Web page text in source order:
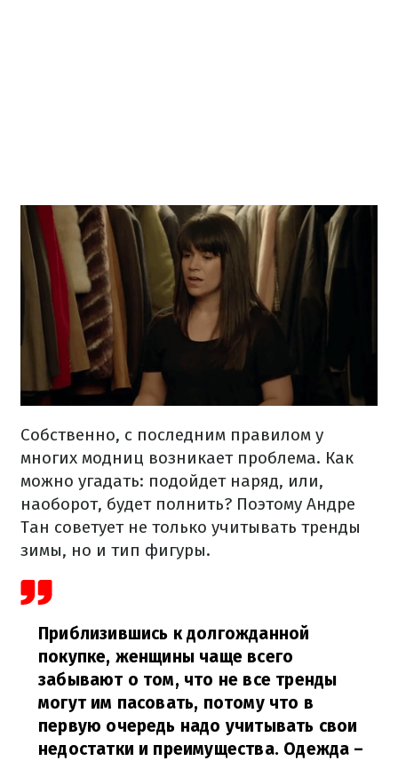
Собственно, с последним правилом у
многих модниц возникает проблема. Как
можно угадать: подойдет наряд, или,
наоборот, будет полнить? Поэтому Андре
Тан советует не только учитывать тренды
зимы, но и тип фигуры.
Приблизившись к долгожданной
покупке, женщины чаще всего
забывают о том, что не все тренды
могут им пасовать, потому что в
первую очередь надо учитывать свои
недостатки и преимущества. Одежда –